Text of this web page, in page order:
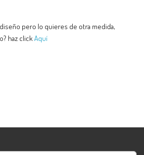
pero lo quieres de otra medida,
haz clickAquí